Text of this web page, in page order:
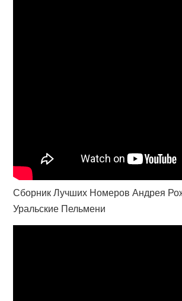
Сборник Лучших Номеров Андрея
Уральские Пельмени